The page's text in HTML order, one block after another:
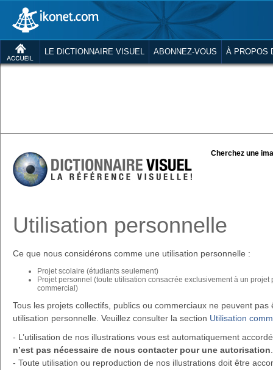
LE DICTIONNAIRE VISUEL ABONNEZ-VOUS À PROPOS
Cherchez une
Utilisation personnelle
Ce que nous considérons comme une utilisation personnelle :
Projet scolaire (étudiants seulement)
Projet personnel (toute utilisation consacrée exclusivement à un
commercial)
Tous les projets collectifs, publics ou commerciaux ne peuvent
utilisation personnelle. Veuillez consulter la section Utilisation
- L’utilisation de nos illustrations vous est automatiquement
n’est pas nécessaire de nous contacter pour une autorisation
- Toute utilisation ou reproduction de nos illustrations doit être